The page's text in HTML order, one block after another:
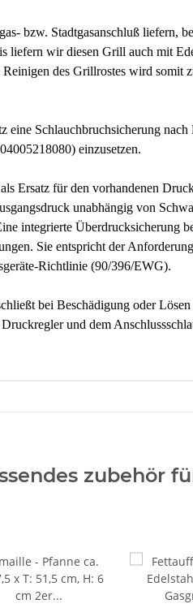
bzw. Stadtgasanschluß
liefern wir diesen Grill auch mit
des Grillrostes wird somit
Schlauchbruchsicherung
einzusetzen.
Ersatz für den vorhandenen
unabhängig von
integrierte Überdrucksicherung
Sie entspricht der
Richtlinie (90/396/EWG).
bei Beschädigung oder
und dem
zubehör